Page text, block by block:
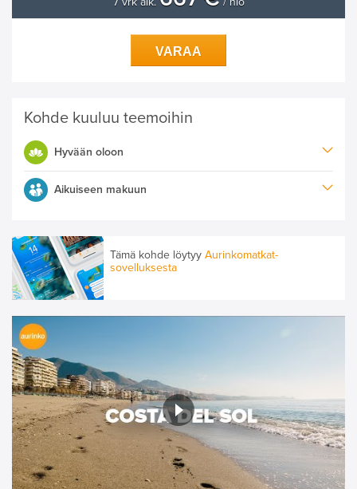
VARAA
Kohde kuuluu teemoihin
Hyvään oloon
Aikuiseen makuun
Tämä kohde löytyy Aurinkomatkat-
sovelluksesta